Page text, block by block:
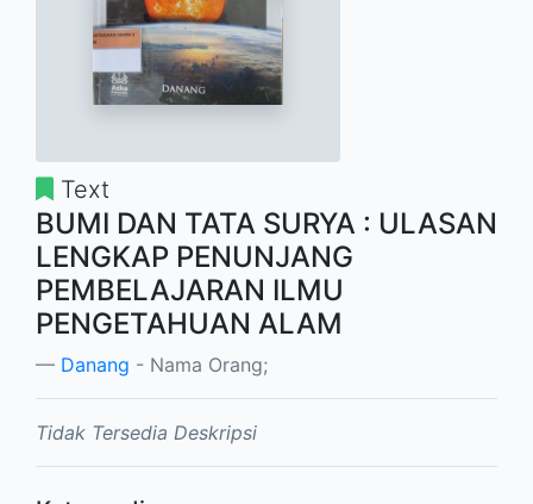
Text
BUMI DAN TATA SURYA : ULASAN
LENGKAP PENUNJANG
PEMBELAJARAN ILMU
PENGETAHUAN ALAM
Danang - Nama Orang;
Tidak Tersedia Deskripsi